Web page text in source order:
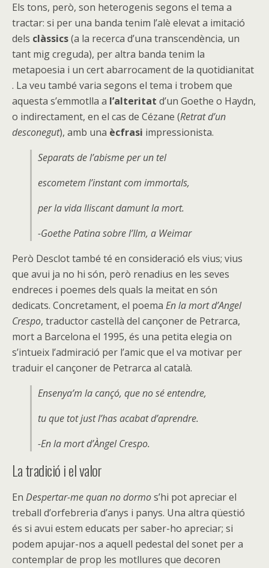
Els tons, però, son heterogenis segons el tema a
tractar: si per una banda tenim l’alè elevat a imitació
dels clàssics(a la recerca d’una transcendència, un
tant mig creguda), per altra banda tenim la
metapoesia i un cert abarrocament de la quotidianitat
. La veu també varia segons el tema i trobem que
aquesta s’emmotlla a l’alteritat d’un Goethe o Haydn,
o indirectament, en el cas de Cézane (Retrat d’un
desconegut), amb una ècfrasi impressionista.
Separats de l’abisme per un tel
escometem l’instant com immortals,
per la vida lliscant damunt la mort.
-Goethe Patina sobre l’Ilm, a Weimar
Però Desclot també té en consideració els vius; vius
que avui ja no hi són, però renadius en les seves
endreces i poemes dels quals la meitat en són
dedicats. Concretament, el poema En la mort d’Angel
Crespo, traductor castellà del cançoner de Petrarca,
mort a Barcelona el 1995, és una petita elegia on
s’intueix l’admiració per l’amic que el va motivar per
traduir el cançoner de Petrarca al català.
Ensenya’m la cançó, que no sé entendre,
tu que tot just l’has acabat d’aprendre.
-En la mort d’Àngel Crespo.
La tradició i el valor
En Despertar-me quan no dormos’hi pot apreciar el
treball d’orfebreria d’anys i panys. Una altra qüestió
és si avui estem educats per saber-ho apreciar; si
podem apujar-nos a aquell pedestal del sonet per a
contemplar de prop les motllures que decoren